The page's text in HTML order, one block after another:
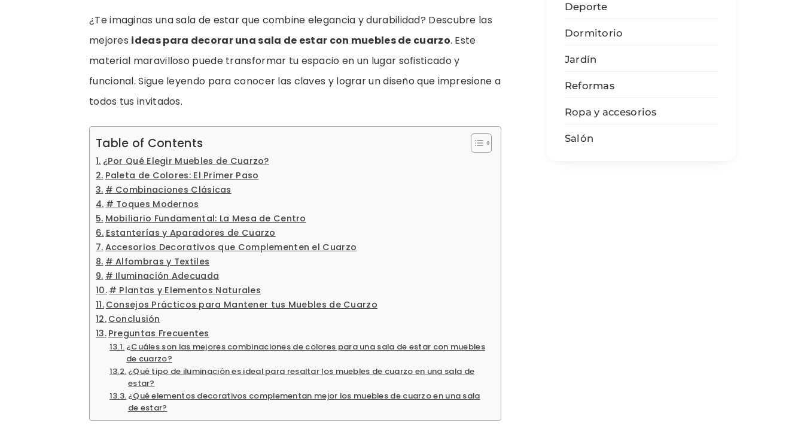
¿Te imaginas una sala de estar que combine elegancia y durabilidad? Descubre las
mejores ideas para decorar una sala de estar con muebles de cuarzo. Este
material maravilloso puede transformar tu espacio en un lugar sofisticado y
funcional. Sigue leyendo para conocer las claves y lograr un diseño que impresione a
todos tus invitados.
Table of Contents
¿Por Qué Elegir Muebles de Cuarzo?
Paleta de Colores: El Primer Paso
# Combinaciones Clásicas
# Toques Modernos
Mobiliario Fundamental: La Mesa de Centro
Estanterías y Aparadores de Cuarzo
Accesorios Decorativos que Complementen el Cuarzo
# Alfombras y Textiles
# Iluminación Adecuada
# Plantas y Elementos Naturales
Consejos Prácticos para Mantener tus Muebles de Cuarzo
Conclusión
Preguntas Frecuentes
¿Cuáles son las mejores combinaciones de colores para una sala de estar con muebles
de cuarzo?
¿Qué tipo de iluminación es ideal para resaltar los muebles de cuarzo en una sala de
estar?
¿Qué elementos decorativos complementan mejor los muebles de cuarzo en una sala
de estar?
Deporte
Dormitorio
Jardín
Reformas
Ropa y accesorios
Salón